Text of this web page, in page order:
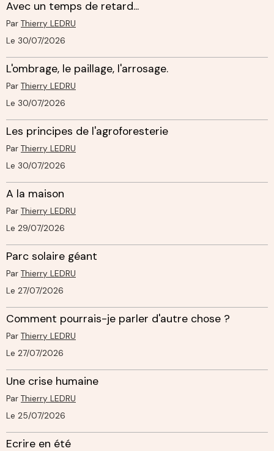
Avec un temps de retard...
Par Thierry LEDRU
Le 30/07/2026
L'ombrage, le paillage, l'arrosage.
Par Thierry LEDRU
Le 30/07/2026
Les principes de l'agroforesterie
Par Thierry LEDRU
Le 30/07/2026
A la maison
Par Thierry LEDRU
Le 29/07/2026
Parc solaire géant
Par Thierry LEDRU
Le 27/07/2026
Comment pourrais-je parler d'autre chose ?
Par Thierry LEDRU
Le 27/07/2026
Une crise humaine
Par Thierry LEDRU
Le 25/07/2026
Ecrire en été